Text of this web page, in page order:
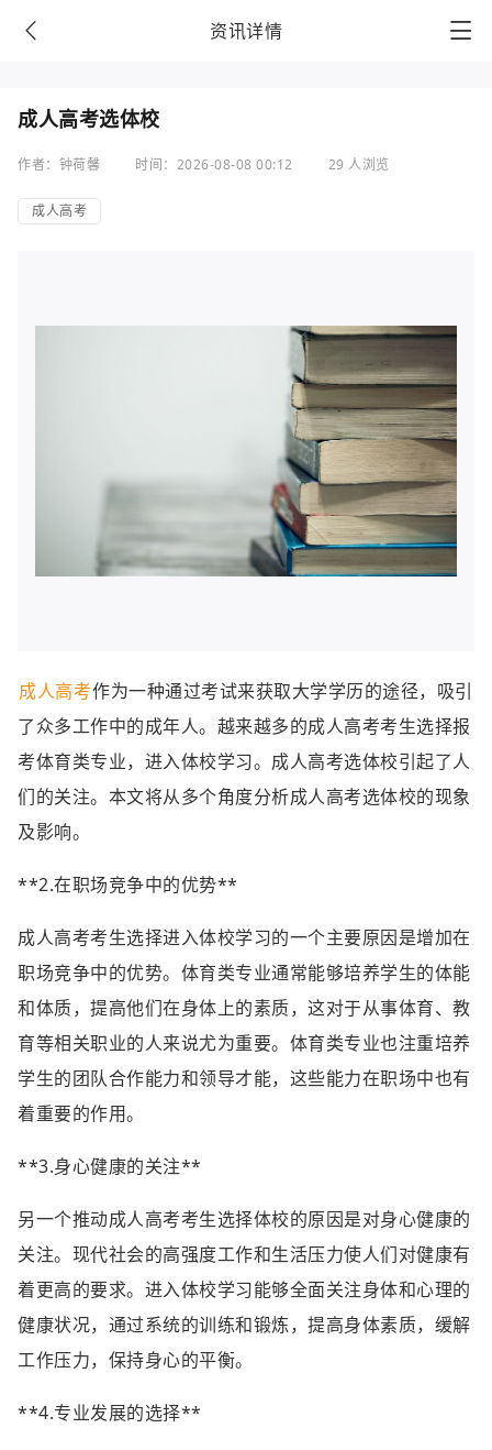
资讯详情
成人高考选体校
作者：钟荷馨 时间：2026-08-08 00:12 29 人浏览
成人高考
成人高考作为一种通过考试来获取大学学历的途径，吸引
了众多工作中的成年人。越来越多的成人高考考生选择报
考体育类专业，进入体校学习。成人高考选体校引起了人
们的关注。本文将从多个角度分析成人高考选体校的现象
及影响。
**2.在职场竞争中的优势**
成人高考考生选择进入体校学习的一个主要原因是增加在
职场竞争中的优势。体育类专业通常能够培养学生的体能
和体质，提高他们在身体上的素质，这对于从事体育、教
育等相关职业的人来说尤为重要。体育类专业也注重培养
学生的团队合作能力和领导才能，这些能力在职场中也有
着重要的作用。
**3.身心健康的关注**
另一个推动成人高考考生选择体校的原因是对身心健康的
关注。现代社会的高强度工作和生活压力使人们对健康有
着更高的要求。进入体校学习能够全面关注身体和心理的
健康状况，通过系统的训练和锻炼，提高身体素质，缓解
工作压力，保持身心的平衡。
**4.专业发展的选择**